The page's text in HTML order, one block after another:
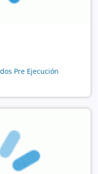
Pre Ejecución